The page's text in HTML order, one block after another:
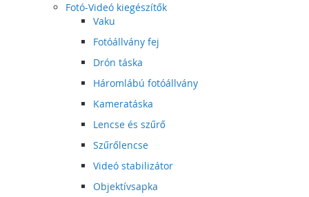
Fotó-Videó kiegészítők
Vaku
Fotóállvány fej
Drón táska
Háromlábú fotóállvány
Kameratáska
Lencse és szűrő
Szűrőlencse
Videó stabilizátor
Objektívsapka